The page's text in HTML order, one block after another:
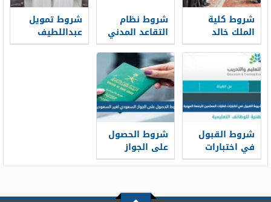
شروط كلية
الملك خالد
العسكرية
للثانوية 1448
شروط نظام
التقاعد المدني
الجديد 1448
شروط تمويل
عبداللطيف
جميل 1448
شروط القبول
في اختبارات
كفايات
1448
شروط الحصول
على الجواز
السعودي لغير